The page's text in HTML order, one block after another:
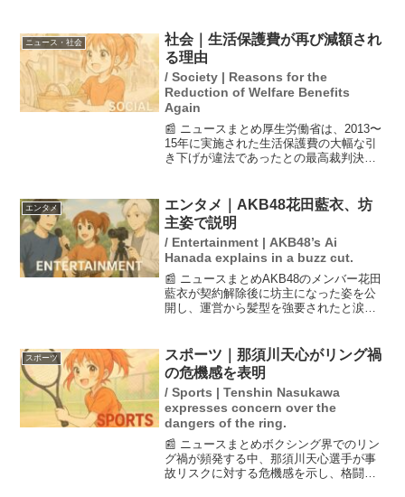
ト。結婚からわずか数年後の2024年には
子供が誕生する...
ニュース・社会
社会｜生活保護費が再び減額され
る理由
/ Society | Reasons for the
Reduction of Welfare Benefits
Again
📰 ニュースまとめ厚生労働省は、2013〜
15年に実施された生活保護費の大幅な引
き下げが違法であったとの最高裁判決を
で、原告には特別給付金も支払われる予
定です。これ...
エンタメ
エンタメ｜AKB48花田藍衣、坊
主姿で説明
/ Entertainment | AKB48’s Ai
Hanada explains in a buzz cut.
📰 ニュースまとめAKB48のメンバー花田
藍衣が契約解除後に坊主になった姿を公
開し、運営から髪型を強要されたと涙な
運営側はこれに対し、髪型の強要は否定
しています。花田さ...
スポーツ
スポーツ｜那須川天心がリング禍
の危機感を表明
/ Sports | Tenshin Nasukawa
expresses concern over the
dangers of the ring.
📰 ニュースまとめボクシング界でのリン
グ禍が頻発する中、那須川天心選手が事
故リスクに対する危機感を示し、格闘技